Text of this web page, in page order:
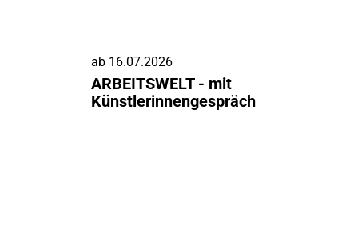
ab 16.07.2026
ARBEITSWELT - mit
Künstlerinnengespräch